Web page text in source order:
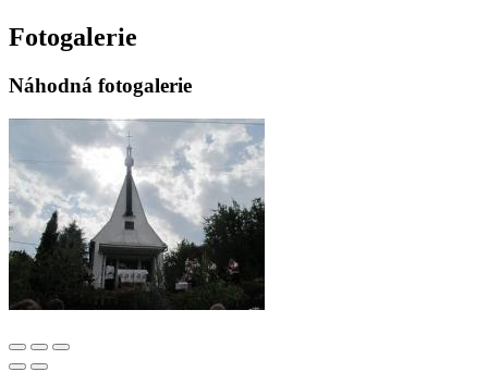
Fotogalerie
Náhodná fotogalerie